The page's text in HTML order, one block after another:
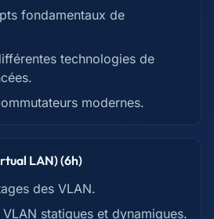
fondamentaux de
technologies de
modernes.
LAN) (6h)
des VLAN.
statiques et dynamiques.